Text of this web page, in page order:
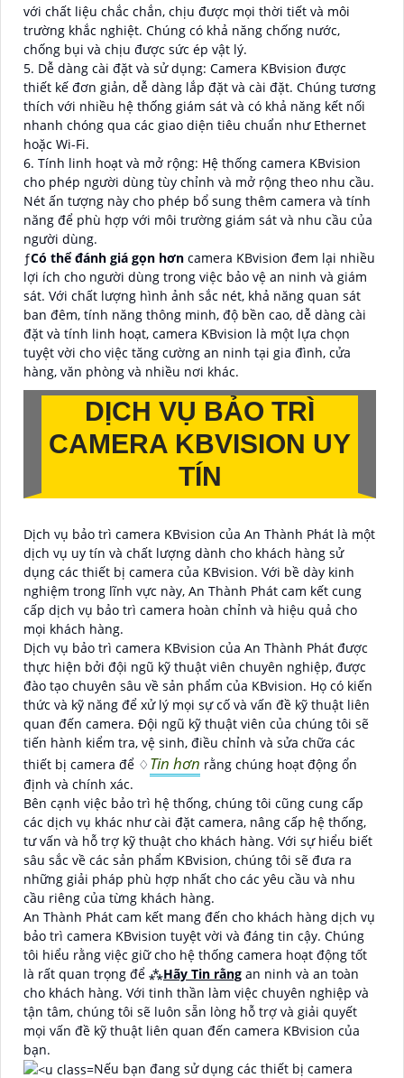
với chất liệu chắc chắn, chịu được mọi thời tiết và môi
trường khắc nghiệt. Chúng có khả năng chống nước,
chống bụi và chịu được sức ép vật lý.
5. Dễ dàng cài đặt và sử dụng: Camera KBvision được
thiết kế đơn giản, dễ dàng lắp đặt và cài đặt. Chúng tương
thích với nhiều hệ thống giám sát và có khả năng kết nối
nhanh chóng qua các giao diện tiêu chuẩn như Ethernet
hoặc Wi-Fi.
6. Tính linh hoạt và mở rộng: Hệ thống camera KBvision
cho phép người dùng tùy chỉnh và mở rộng theo nhu cầu.
Nét ấn tượng này cho phép bổ sung thêm camera và tính
năng để phù hợp với môi trường giám sát và nhu cầu của
người dùng.
ƒCó thể đánh giá gọn hơn camera KBvision đem lại nhiều
lợi ích cho người dùng trong việc bảo vệ an ninh và giám
sát. Với chất lượng hình ảnh sắc nét, khả năng quan sát
ban đêm, tính năng thông minh, độ bền cao, dễ dàng cài
đặt và tính linh hoạt, camera KBvision là một lựa chọn
tuyệt vời cho việc tăng cường an ninh tại gia đình, cửa
hàng, văn phòng và nhiều nơi khác.
DỊCH VỤ BẢO TRÌ
CAMERA KBVISION UY
TÍN
Dịch vụ bảo trì camera KBvision của An Thành Phát là một
dịch vụ uy tín và chất lượng dành cho khách hàng sử
dụng các thiết bị camera của KBvision. Với bề dày kinh
nghiệm trong lĩnh vực này, An Thành Phát cam kết cung
cấp dịch vụ bảo trì camera hoàn chỉnh và hiệu quả cho
mọi khách hàng.
Dịch vụ bảo trì camera KBvision của An Thành Phát được
thực hiện bởi đội ngũ kỹ thuật viên chuyên nghiệp, được
đào tạo chuyên sâu về sản phẩm của KBvision. Họ có kiến
thức và kỹ năng để xử lý mọi sự cố và vấn đề kỹ thuật liên
quan đến camera. Đội ngũ kỹ thuật viên của chúng tôi sẽ
tiến hành kiểm tra, vệ sinh, điều chỉnh và sửa chữa các
thiết bị camera để ♢ Tin hơn rằng chúng hoạt động ổn
định và chính xác.
Bên cạnh việc bảo trì hệ thống, chúng tôi cũng cung cấp
các dịch vụ khác như cài đặt camera, nâng cấp hệ thống,
tư vấn và hỗ trợ kỹ thuật cho khách hàng. Với sự hiểu biết
sâu sắc về các sản phẩm KBvision, chúng tôi sẽ đưa ra
những giải pháp phù hợp nhất cho các yêu cầu và nhu
cầu riêng của từng khách hàng.
An Thành Phát cam kết mang đến cho khách hàng dịch vụ
bảo trì camera KBvision tuyệt vời và đáng tin cậy. Chúng
tôi hiểu rằng việc giữ cho hệ thống camera hoạt động tốt
là rất quan trọng để ⁂Hãy Tin rằng an ninh và an toàn
cho khách hàng. Với tinh thần làm việc chuyên nghiệp và
tận tâm, chúng tôi sẽ luôn sẵn lòng hỗ trợ và giải quyết
mọi vấn đề kỹ thuật liên quan đến camera KBvision của
bạn.
Nếu bạn đang sử dụng các thiết bị camera